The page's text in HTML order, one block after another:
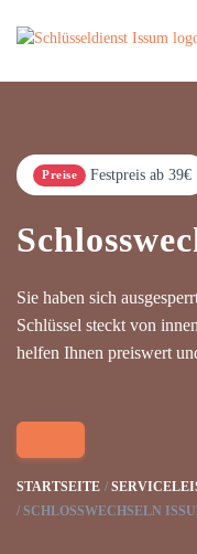
Preise Festpreis ab 39€
Sie haben sich
Schlüssel steckt von
helfen Ihnen preiswert
STARTSEITE
SCHLOSSWECHSELN